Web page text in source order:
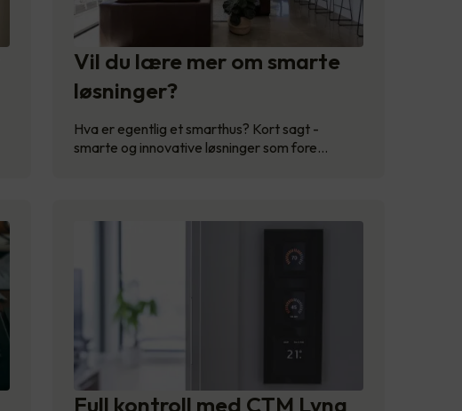
Vil du lære mer om smarte
løsninger?
Hva er egentlig et smarthus? Kort sagt -
smarte og innovative løsninger som fore…
Full kontroll med CTM Lyng